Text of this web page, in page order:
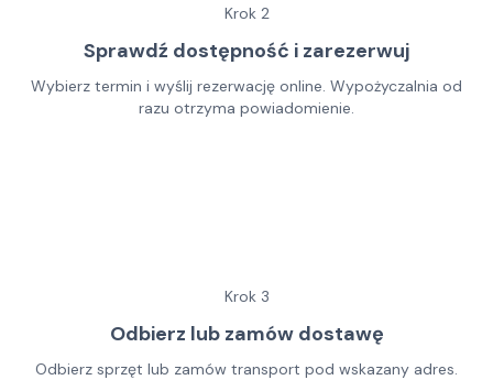
Krok 2
Sprawdź dostępność i zarezerwuj
Wybierz termin i wyślij rezerwację online. Wypożyczalnia od
razu otrzyma powiadomienie.
Krok 3
Odbierz lub zamów dostawę
Odbierz sprzęt lub zamów transport pod wskazany adres.